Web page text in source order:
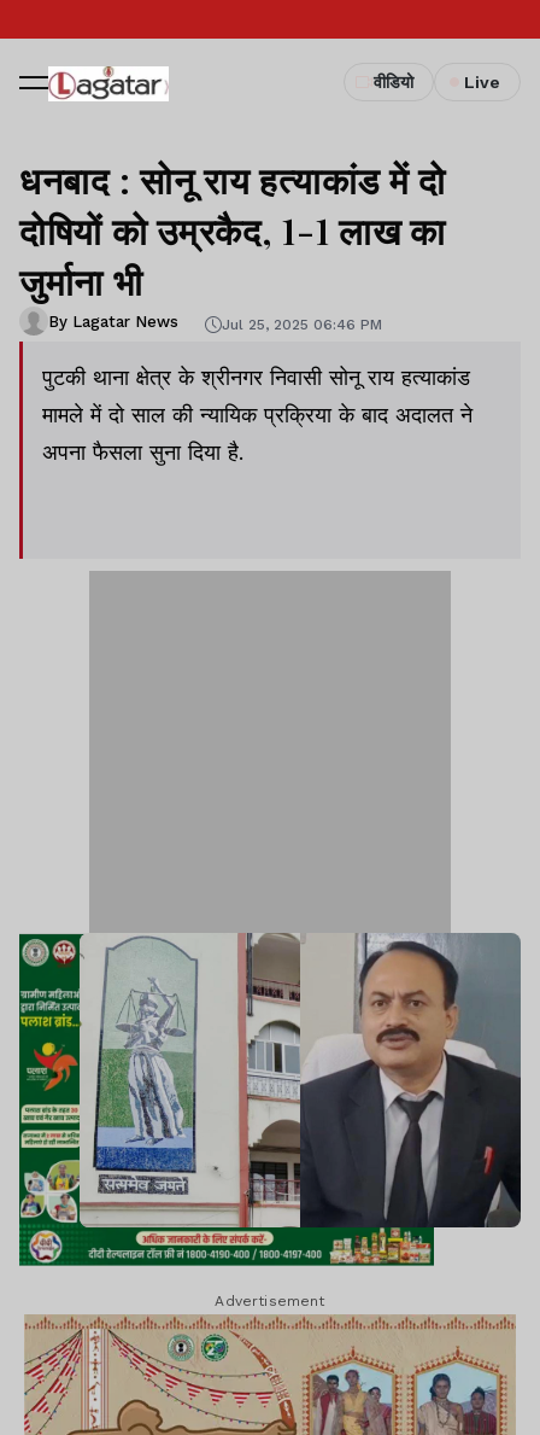
वीडियो Live
धनबाद : सोनू राय हत्याकांड में दो
दोषियों को उम्रकैद, 1-1 लाख का
जुर्माना भी
By Lagatar News Jul 25, 2025 06:46 PM
पुटकी थाना क्षेत्र के श्रीनगर निवासी सोनू राय हत्याकांड
मामले में दो साल की न्यायिक प्रक्रिया के बाद अदालत ने
अपना फैसला सुना दिया है.
Advertisement